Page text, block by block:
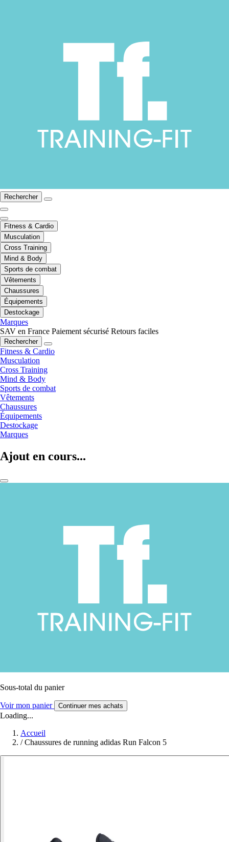
Rechercher
Fitness & Cardio
Musculation
Cross Training
Mind & Body
Sports de combat
Vêtements
Chaussures
Équipements
Destockage
Marques
SAV en France Paiement sécurisé Retours faciles
Rechercher
Fitness & Cardio
Musculation
Cross Training
Mind & Body
Sports de combat
Vêtements
Chaussures
Équipements
Destockage
Marques
Ajout en cours...
Sous-total du panier
Voir mon panier Continuer mes achats
Loading...
Accueil
/ Chaussures de running adidas Run Falcon 5